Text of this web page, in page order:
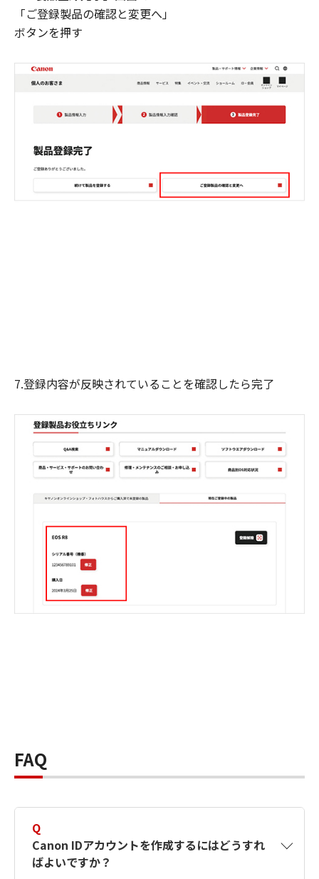
「ご登録製品の確認と変更へ」
ボタンを押す
7.登録内容が反映されていることを確認したら完了
FAQ
Q
Canon IDアカウントを作成するにはどうすれ
ばよいですか？